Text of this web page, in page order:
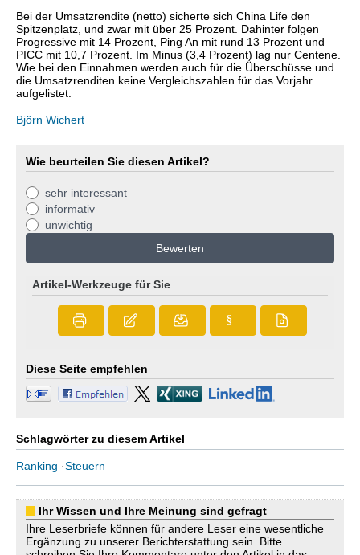
Bei der Umsatzrendite (netto) sicherte sich China Life den
Spitzenplatz, und zwar mit über 25 Prozent. Dahinter folgen
Progressive mit 14 Prozent, Ping An mit rund 13 Prozent und
PICC mit 10,7 Prozent. Im Minus (3,4 Prozent) lag nur Centene.
Wie bei den Einnahmen werden auch für die Überschüsse und
die Umsatzrenditen keine Vergleichszahlen für das Vorjahr
aufgelistet.
Björn Wichert
Wie beurteilen Sie diesen Artikel?
sehr interessant
informativ
unwichtig
Bewerten
Artikel-Werkzeuge für Sie
§
Diese Seite empfehlen
Schlagwörter zu diesem Artikel
Ranking ·Steuern
Ihr Wissen und Ihre Meinung sind gefragt
Ihre Leserbriefe können für andere Leser eine wesentliche
Ergänzung zu unserer Berichterstattung sein. Bitte